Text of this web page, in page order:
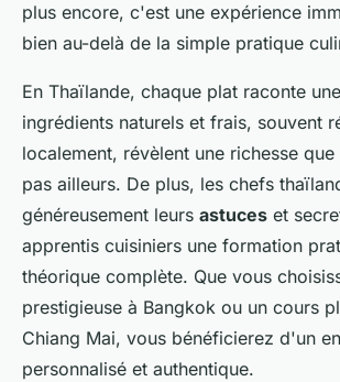
plus encore, c'est une expérience
bien au-delà de la simple pratique
En Thaïlande, chaque plat raconte une
ingrédients naturels et frais, souvent
localement, révèlent une richesse
pas ailleurs. De plus, les chefs
généreusement leurs astuces et
apprentis cuisiniers une formation
théorique complète. Que vous
prestigieuse à Bangkok ou un cours
Chiang Mai, vous bénéficierez d'un
personnalisé et authentique.